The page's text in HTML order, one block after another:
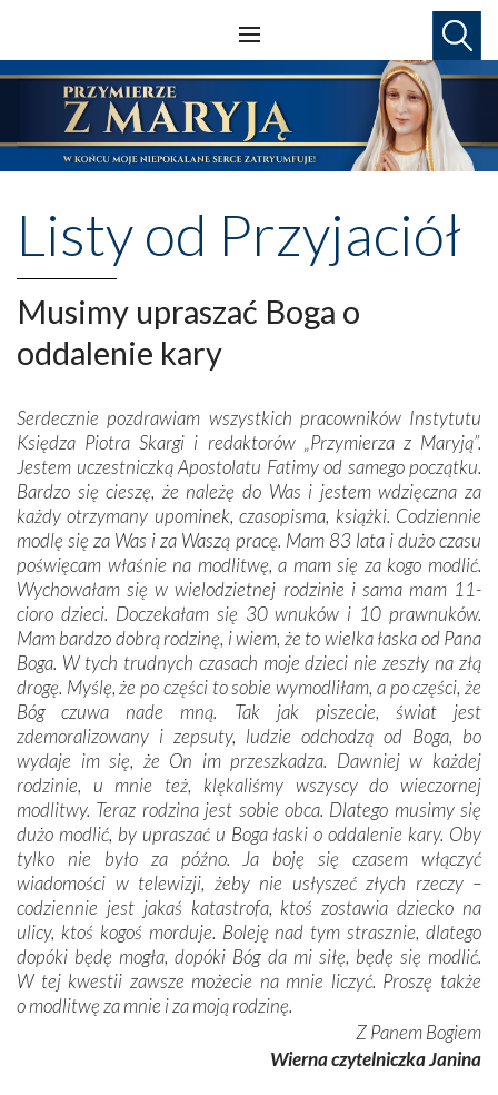
Listy od Przyjaciół
Musimy upraszać Boga o
oddalenie kary
Serdecznie pozdrawiam wszystkich pracowników Instytutu
Księdza Piotra Skargi i redaktorów „Przymierza z Maryją”.
Jestem uczestniczką Apostolatu Fatimy od samego początku.
Bardzo się cieszę, że należę do Was i jestem wdzięczna za
każdy otrzymany upominek, czasopisma, książki. Codziennie
modlę się za Was i za Waszą pracę. Mam 83 lata i dużo czasu
poświęcam właśnie na modlitwę, a mam się za kogo modlić.
Wychowałam się w wielodzietnej rodzinie i sama mam 11-
cioro dzieci. Doczekałam się 30 wnuków i 10 prawnuków.
Mam bardzo dobrą rodzinę, i wiem, że to wielka łaska od Pana
Boga. W tych trudnych czasach moje dzieci nie zeszły na złą
drogę. Myślę, że po części to sobie wymodliłam, a po części, że
Bóg czuwa nade mną. Tak jak piszecie, świat jest
zdemoralizowany i zepsuty, ludzie odchodzą od Boga, bo
wydaje im się, że On im przeszkadza. Dawniej w każdej
rodzinie, u mnie też, klękaliśmy wszyscy do wieczornej
modlitwy. Teraz rodzina jest sobie obca. Dlatego musimy się
dużo modlić, by upraszać u Boga łaski o oddalenie kary. Oby
tylko nie było za późno. Ja boję się czasem włączyć
wiadomości w telewizji, żeby nie usłyszeć złych rzeczy –
codziennie jest jakaś katastrofa, ktoś zostawia dziecko na
ulicy, ktoś kogoś morduje. Boleję nad tym strasznie, dlatego
dopóki będę mogła, dopóki Bóg da mi siłę, będę się modlić.
W tej kwestii zawsze możecie na mnie liczyć. Proszę także
o modlitwę za mnie i za moją rodzinę.
Z Panem Bogiem
Wierna czytelniczka Janina